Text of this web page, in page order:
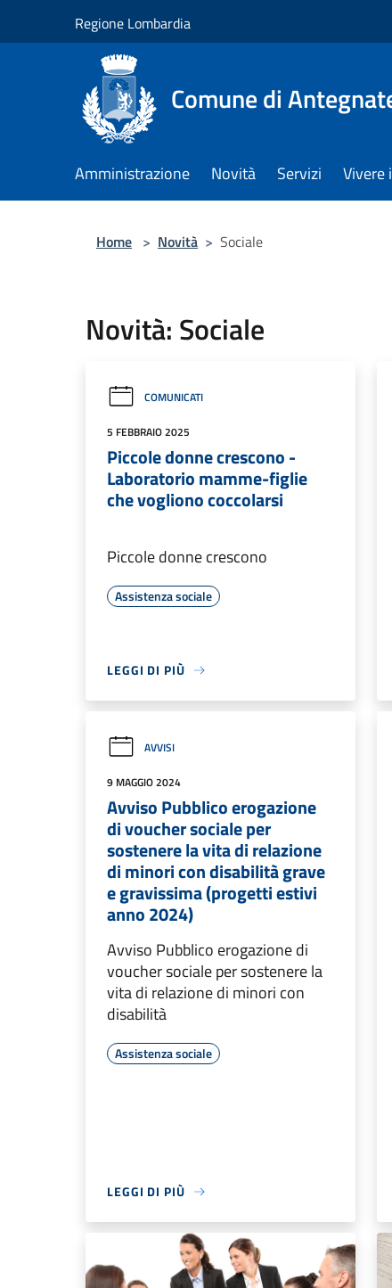
Regione Lombardia
Comune di
Amministrazione Novità Servizi Vivere
Home > Novità > Sociale
Novità: Sociale
COMUNICATI
5 FEBBRAIO 2025
Piccole donne crescono -
Laboratorio mamme-figlie
che vogliono coccolarsi
Piccole donne crescono
Assistenza sociale
LEGGI DI PIÙ
AVVISI
9 MAGGIO 2024
Avviso Pubblico erogazione
di voucher sociale per
sostenere la vita di relazione
di minori con disabilità grave
e gravissima (progetti estivi
anno 2024)
Avviso Pubblico erogazione di
voucher sociale per sostenere la
vita di relazione di minori con
disabilità
Assistenza sociale
LEGGI DI PIÙ